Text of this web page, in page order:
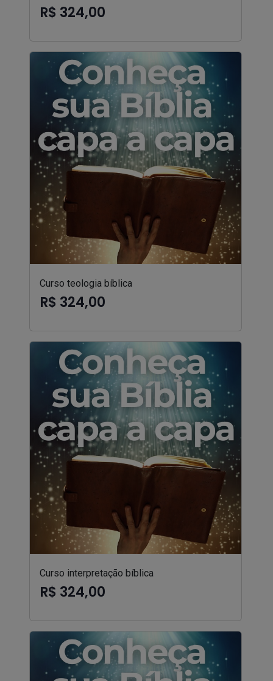
R$ 324,00
Curso teologia bíblica
R$ 324,00
Curso interpretação bíblica
R$ 324,00